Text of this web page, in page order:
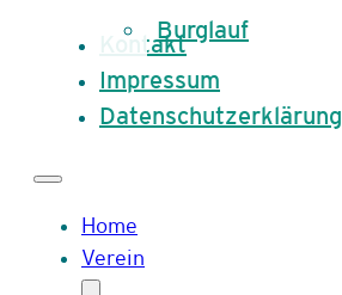
Burglauf
Kontakt
Impressum
Datenschutzerklärung
Home
Verein